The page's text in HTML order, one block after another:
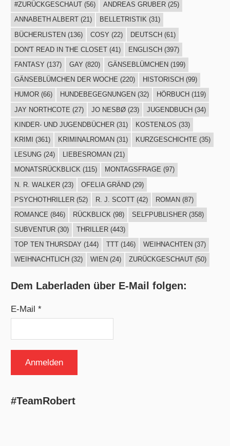
#ZURÜCKGESCHAUT(56) ANDREAS GRUBER(25)
ANNABETH ALBERT(21) BELLETRISTIK(31)
BÜCHERLISTEN(136) COSY (22) DEUTSCH(61)
DON'T READ IN THE CLOSET(41) ENGLISCH (397)
FANTASY (137) GAY (820) GÄNSEBLÜMCHEN (199)
GÄNSEBLÜMCHEN DER WOCHE (220) HISTORISCH (99)
HUMOR(66) HUNDEBEGEGNUNGEN (32) HÖRBUCH (119)
JAY NORTHCOTE (27) JO NESBØ(23) JUGENDBUCH(34)
KINDER- UND JUGENDBÜCHER(31) KOSTENLOS (33)
KRIMI
(361) KRIMINALROMAN (31) KURZGESCHICHTE (35)
LESUNG(24) LIEBESROMAN (21)
MONATSRÜCKBLICK(115) MONTAGSFRAGE (97)
N. R. WALKER(23) OFELIA GRÄND(29)
PSYCHOTHRILLER(52) R. J. SCOTT(42) ROMAN(87)
ROMANCE (846) RÜCKBLICK (98) SELFPUBLISHER(358)
SUBVENTUR(30) THRILLER(443)
TOP TEN THURSDAY (144) TTT(146) WEIHNACHTEN (37)
WEIHNACHTLICH (32) WIEN (24) ZURÜCKGESCHAUT(50)
Dem Laberladen über E-Mail folgen:
E-Mail *
#TeamRobert